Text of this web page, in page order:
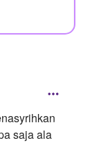
saja ala